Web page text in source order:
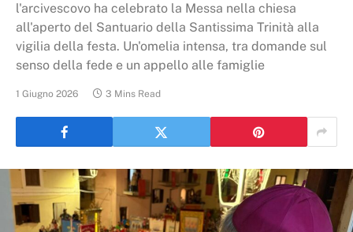
l'arcivescovo ha celebrato la Messa nella chiesa
all'aperto del Santuario della Santissima Trinità alla
vigilia della festa. Un'omelia intensa, tra domande sul
senso della fede e un appello alle famiglie
1 Giugno 2026 3 Mins Read